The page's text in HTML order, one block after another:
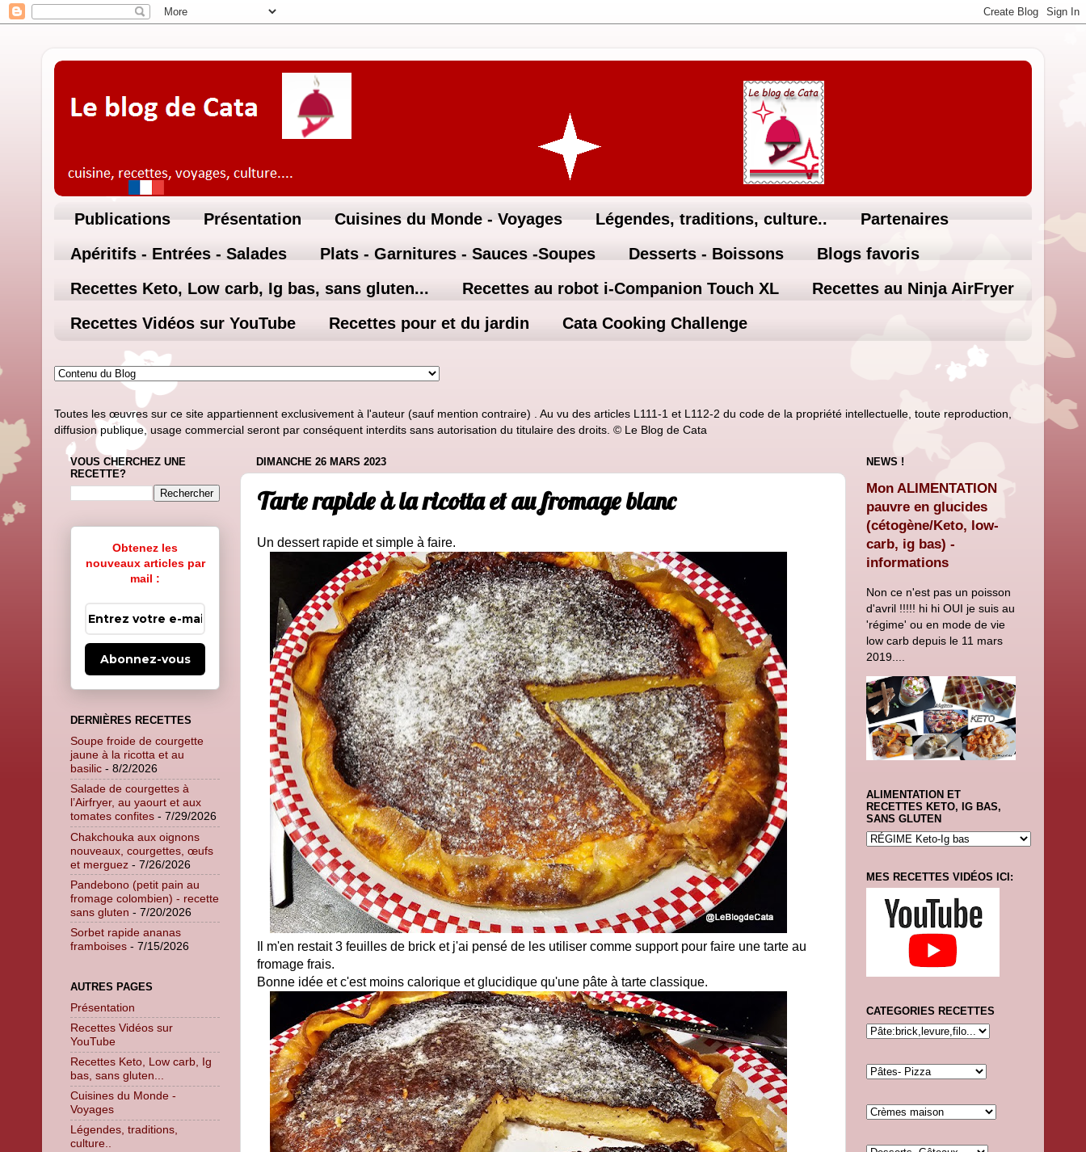
Publications Présentation Cuisines du Monde - Voyages Légendes, traditions, culture..
Partenaires
Apéritifs - Entrées - Salades
Plats - Garnitures - Sauces -Soupes Desserts - Boissons
Blogs favoris
Recettes Keto, Low carb, Ig bas, sans gluten...
Recettes au robot i-Companion Touch XL
Recettes au Ninja AirFryer
Recettes Vidéos sur YouTube
Recettes pour et du jardin Cata Cooking Challenge
Toutes les œuvres sur ce site appartiennent exclusivement à l'auteur (sauf mention contraire) . Au vu des articles L111-1 et L112-2 du code de la propriété intellectuelle, toute reproduction,
diffusion publique, usage commercial seront par conséquent interdits sans autorisation du titulaire des droits. © Le Blog de Cata
DIMANCHE 26 MARS 2023
Tarte rapide à la ricotta et au fromage blanc
Un dessert rapide et simple à faire.
Il m'en restait 3 feuilles de brick et j'ai pensé de les utiliser comme support pour faire une tarte au
fromage frais.
Bonne idée et c'est moins calorique et glucidique qu'une pâte à tarte classique.
VOUS CHERCHEZ UNE
RECETTE?
Obtenez les
nouveaux articles par
mail :
Abonnez-vous
DERNIÈRES RECETTES
Soupe froide de courgette
jaune à la ricotta et au
basilic - 8/2/2026
Salade de courgettes à
l’Airfryer, au yaourt et aux
tomates confites - 7/29/2026
Chakchouka aux oignons
nouveaux, courgettes, œufs
et merguez - 7/26/2026
Pandebono (petit pain au
fromage colombien) - recette
sans gluten - 7/20/2026
Sorbet rapide ananas
framboises - 7/15/2026
AUTRES PAGES
Présentation
Recettes Vidéos sur
YouTube
Recettes Keto, Low carb, Ig
bas, sans gluten...
Cuisines du Monde -
Voyages
Légendes, traditions,
culture..
NEWS !
Mon ALIMENTATION
pauvre en glucides
(cétogène/Keto, low-
carb, ig bas) -
informations
Non ce n'est pas un poisson
d'avril !!!!! hi hi OUI je suis au
'régime' ou en mode de vie
low carb depuis le 11 mars
2019....
ALIMENTATION ET
RECETTES KETO, IG BAS,
SANS GLUTEN
MES RECETTES VIDÉOS ICI:
CATEGORIES RECETTES